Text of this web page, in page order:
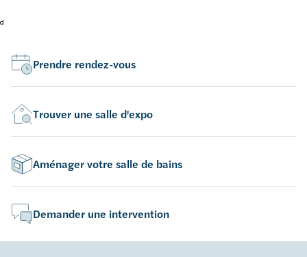
d
Prendre rendez-vous
Trouver une salle d'expo
Aménager votre salle de bains
Demander une intervention